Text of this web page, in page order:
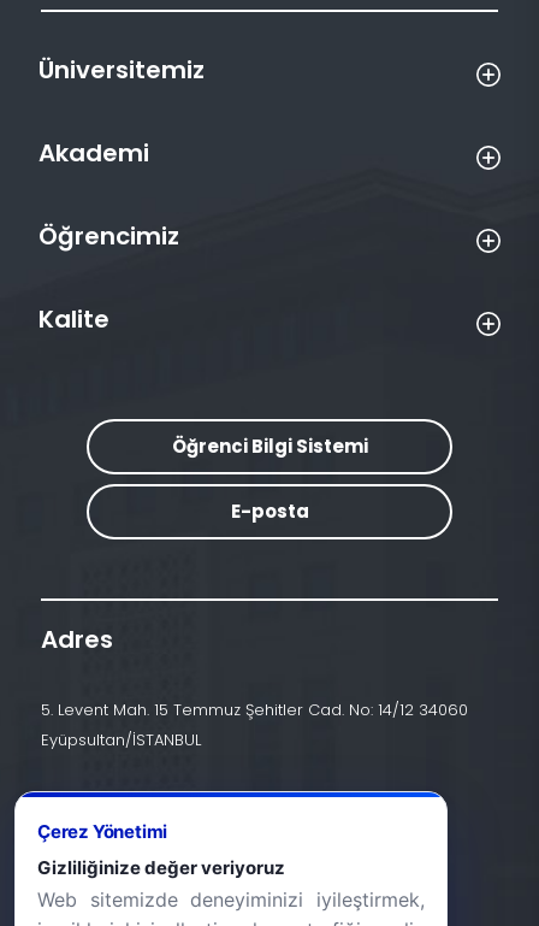
Üniversitemiz
Akademi
Öğrencimiz
Kalite
Öğrenci Bilgi Sistemi
E-posta
Adres
5. Levent Mah. 15 Temmuz Şehitler Cad. No: 14/12 34060
Eyüpsultan/İSTANBUL
İletişim
+90 (212) 924 24 44
info@halic.edu.tr
Çerez Yönetimi
Gizliliğinize değer veriyoruz
Web sitemizde deneyiminizi iyileştirmek,